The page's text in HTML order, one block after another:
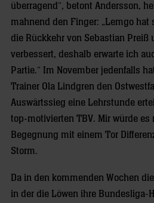
überragend“, betont Andersson,
mahnend den Finger: „Lemgo
die Rückkehr von Sebastian
verbessert, deshalb erwarte ich
Partie.“ Im November jedenfalls
Trainer Ola Lindgren den
Auswärtssieg eine Lehrstunde
top-motivierten TBV. Mir würde es
Begegnung mit einem Tor
Storm.
Da in den kommenden Wochen
in der die Löwen ihre Bundesliga-